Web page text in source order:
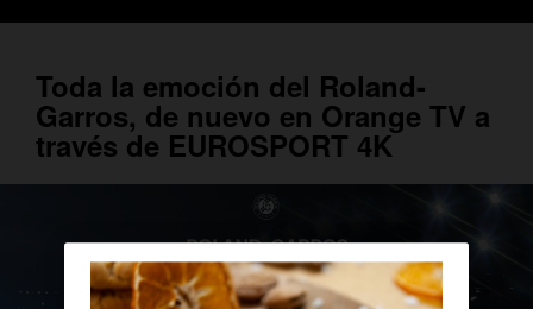
Toda la emoción del Roland-
Garros, de nuevo en Orange TV a
través de EUROSPORT 4K